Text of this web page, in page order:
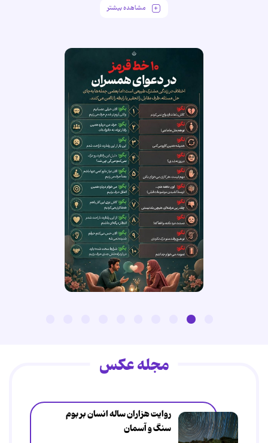
مشاهده بیشتر
مجله عکس
روایت هزاران ساله انسان بر بوم
سنگ و آسمان